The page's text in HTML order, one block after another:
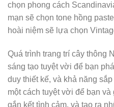
chọn phong cách
mạn sẽ chọn tone hồng
hoài niệm sẽ lựa chọn
Quá trình trang trí cây thông
sáng tạo tuyệt vời để bạn
duy thiết kế, và khả năng
một cách tuyệt vời để bạn
gắn kết tình cảm, và tạo ra